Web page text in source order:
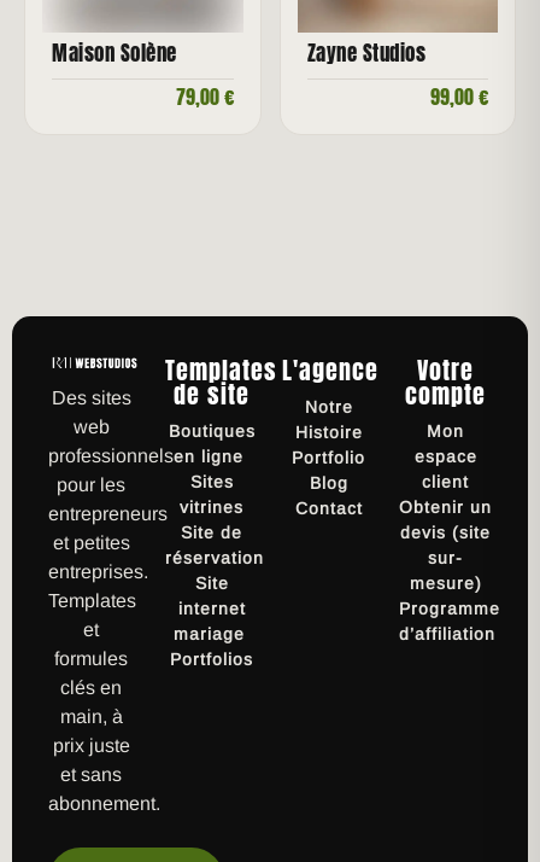
Maison Solène
79,00€
Zayne Studios
99,00€
Des sites
web
professionnels
pour les
entrepreneurs
et petites
entreprises.
Templates
et
formules
clés en
main, à
prix juste
et sans
abonnement.
Templates
de site
Boutiques
en ligne
Sites
vitrines
Site de
réservation
Site
internet
mariage
Portfolios
L'agence
Notre
Histoire
Portfolio
Blog
Contact
Votre
compte
Mon
espace
client
Obtenir un
devis (site
sur-
mesure)
Programme
d’affiliation